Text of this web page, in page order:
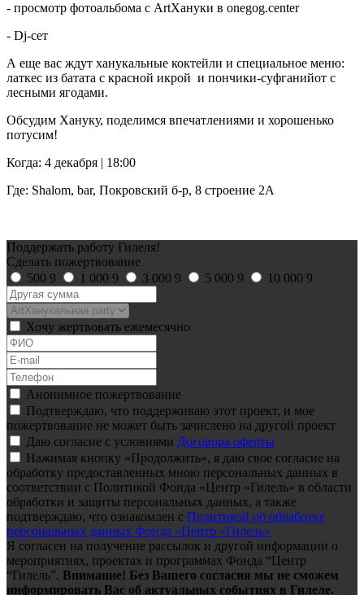
- просмотр фотоальбома с ArtХануки в onegog.center
- Dj-сет
А еще вас ждут ханукальные коктейли и специальное меню:
латкес из батата с красной икрой и пончики-суфганийот с
лесными ягодами.
Обсудим Хануку, поделимся впечатлениями и хорошенько
потусим!
Когда: 4 декабря | 18:00
Где: Shalom, bar, Покровский б-р, 8 строение 2А
Поддержать работу Гилеля!
Сделать пожертвование
500 9 1 000 9 3 000 9 5 000 9 10 000 9
Хочу жертвовать ежемесячно
Анонимное пожертвование
Подтверждаю, что поддерживаю этот проект, и мое
пожертвование не может быть зачислено на другой проект
Даю согласие с условиями Договора оферты
Нажимая кнопку «Продолжить», я даю свое согласие на
обработку предоставленных мною персональных данных в
соответствии с Политикой Фонда «Центр «Гилель» в области
обработки и защиты персональных данных, а также
подтверждаю, что ознакомлен с Политикой об обработке
персональных данных Фонда «Центр «Гилель»
Я согласен на получение рассылок и другой информации о
мероприятиях, проектах и программах Фонда “Центр
“Гилель”. Внимание! Без Вашего согласия мы не сможем
информировать Вас об актуальных событиях в Гилеле.